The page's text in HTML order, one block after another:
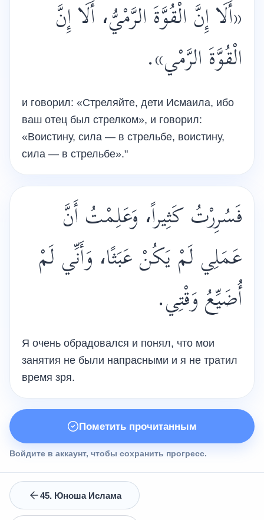
«أَلَا إِنَّ الْقُوَّةَ الرَّمْيُّ، أَلَا إِنَّ
الْقُوَّةَ الرَّمْي».
и говорил: «Стреляйте, дети Исмаила, ибо
ваш отец был стрелком», и говорил:
«Воистину, сила — в стрельбе, воистину,
сила — в стрельбе»."
فَسُرِرْتُ كَثِيراً، وَعَلِمْتُ أَنَّ
عَمَلِي لَمْ يَكُنْ عَبَثًا، وَأَنِّي لَمْ
أُضَيِّعُ وَقْتِي.
Я очень обрадовался и понял, что мои
занятия не были напрасными и я не тратил
время зря.
Пометить прочитанным
Войдите в аккаунт, чтобы сохранить прогресс.
45. Юноша Ислама